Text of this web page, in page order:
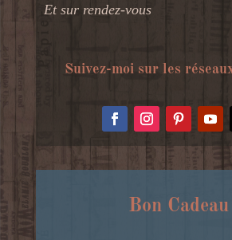
Et sur rendez-vous
Suivez-moi sur les
Bon Cadeau